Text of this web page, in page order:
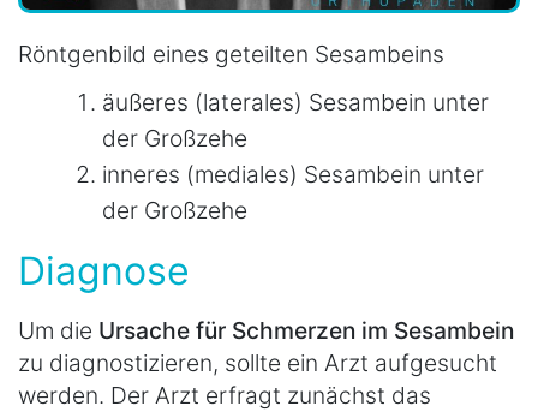
Röntgenbild eines geteilten Sesambeins
äußeres (laterales) Sesambein unter
der Großzehe
inneres (mediales) Sesambein unter
der Großzehe
Diagnose
Um die Ursache für Schmerzen im Sesambein
zu diagnostizieren, sollte ein Arzt aufgesucht
werden. Der Arzt erfragt zunächst das